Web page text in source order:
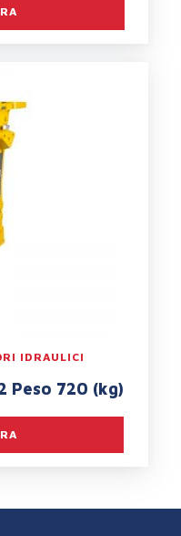
IDRAULICI
Peso 720 (kg)